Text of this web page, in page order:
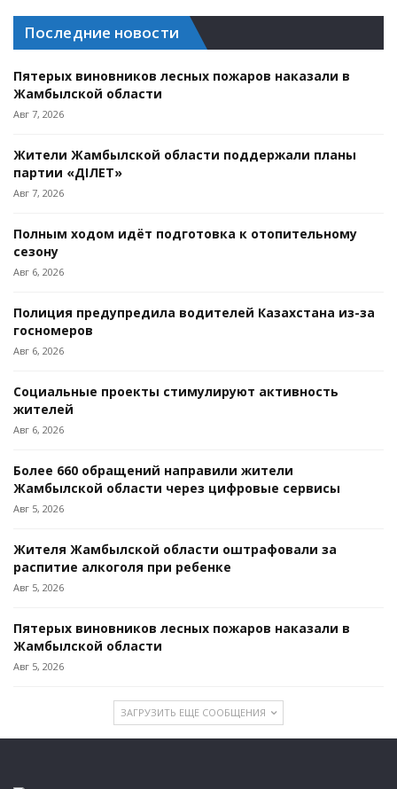
Последние новости
Пятерых виновников лесных пожаров наказали в
Жамбылской области
Авг 7, 2026
Жители Жамбылской области поддержали планы
партии «ӘДІЛЕТ»
Авг 7, 2026
Полным ходом идёт подготовка к отопительному
сезону
Авг 6, 2026
Полиция предупредила водителей Казахстана из-за
госномеров
Авг 6, 2026
Социальные проекты стимулируют активность
жителей
Авг 6, 2026
Более 660 обращений направили жители
Жамбылской области через цифровые сервисы
Авг 5, 2026
Жителя Жамбылской области оштрафовали за
распитие алкоголя при ребенке
Авг 5, 2026
Пятерых виновников лесных пожаров наказали в
Жамбылской области
Авг 5, 2026
ЗАГРУЗИТЬ ЕЩЕ СООБЩЕНИЯ